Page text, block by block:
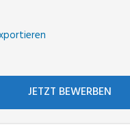
JETZT BEWERBEN